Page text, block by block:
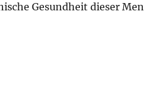
Gesundheit dieser